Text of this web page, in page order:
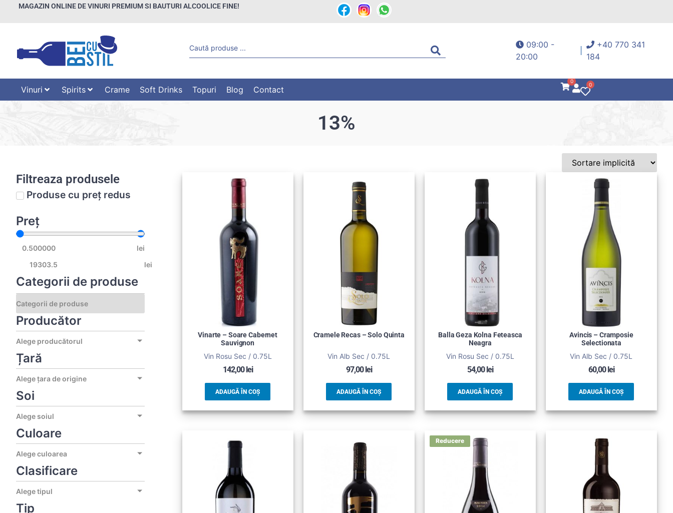
MAGAZIN ONLINE DE VINURI PREMIUM SI BAUTURI ALCOOLICE FINE!
09:00 -
20:00
+40 770 341
184
Vinuri Spirits Crame Soft Drinks Topuri Blog Contact
0
0
13%
Filtreaza produsele
Produse cu preț redus
Preț
lei
lei
Categorii de produse
Producător
Alege producătorul
Țară
Alege țara de origine
Soi
Alege soiul
Culoare
Alege culoarea
Clasificare
Alege tipul
Tip
Vinarte – Soare Cabernet
Sauvignon
Vin Rosu Sec / 0.75L
142,00lei
ADAUGĂ ÎN COȘ
Cramele Recas – Solo Quinta
Vin Alb Sec / 0.75L
97,00lei
ADAUGĂ ÎN COȘ
Balla Geza Kolna Feteasca
Neagra
Vin Rosu Sec / 0.75L
54,00lei
ADAUGĂ ÎN COȘ
Avincis – Cramposie
Selectionata
Vin Alb Sec / 0.75L
60,00lei
ADAUGĂ ÎN COȘ